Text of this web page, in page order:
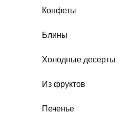
Конфеты
Блины
Холодные десерты
Из фруктов
Печенье